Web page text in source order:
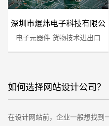
深圳市焜炜电子科技有限公
司
电子元器件 货物技术进出口
如何选择网站设计公司？
在设计网站前，企业一般想找到